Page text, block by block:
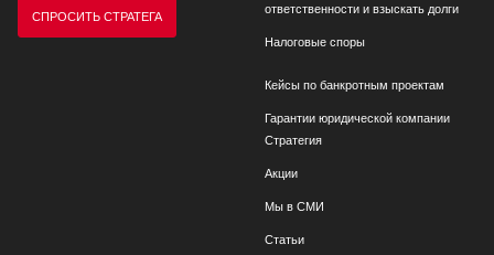
СПРОСИТЬ СТРАТЕГА
ответственности и взыскать долги
Налоговые споры
Кейсы по банкротным проектам
Гарантии юридической компании
Стратегия
Акции
Мы в СМИ
Статьи